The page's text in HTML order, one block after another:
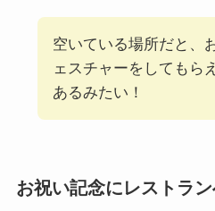
空いている場所だと、
ェスチャーをしてもら
あるみたい！
お祝い記念にレストラ